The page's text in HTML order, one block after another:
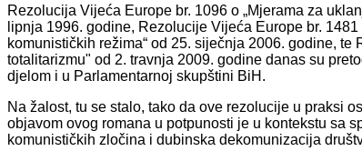
Rezolucija Vijeća Europe br. 1096 o „Mjerama za
lipnja 1996. godine, Rezolucije Vijeća Europe br.
komunističkih režima“ od 25. siječnja 2006. godine,
totalitarizmu" od 2. travnja 2009. godine danas su
djelom i u Parlamentarnoj skupštini BiH.
Na žalost, tu se stalo, tako da ove rezolucije u praksi
objavom ovog romana u potpunosti je u kontekstu sa
komunističkih zločina i dubinska dekomunizacija